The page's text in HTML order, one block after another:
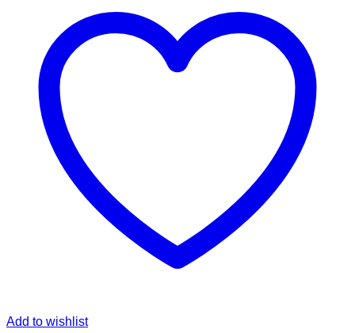
Add to wishlist